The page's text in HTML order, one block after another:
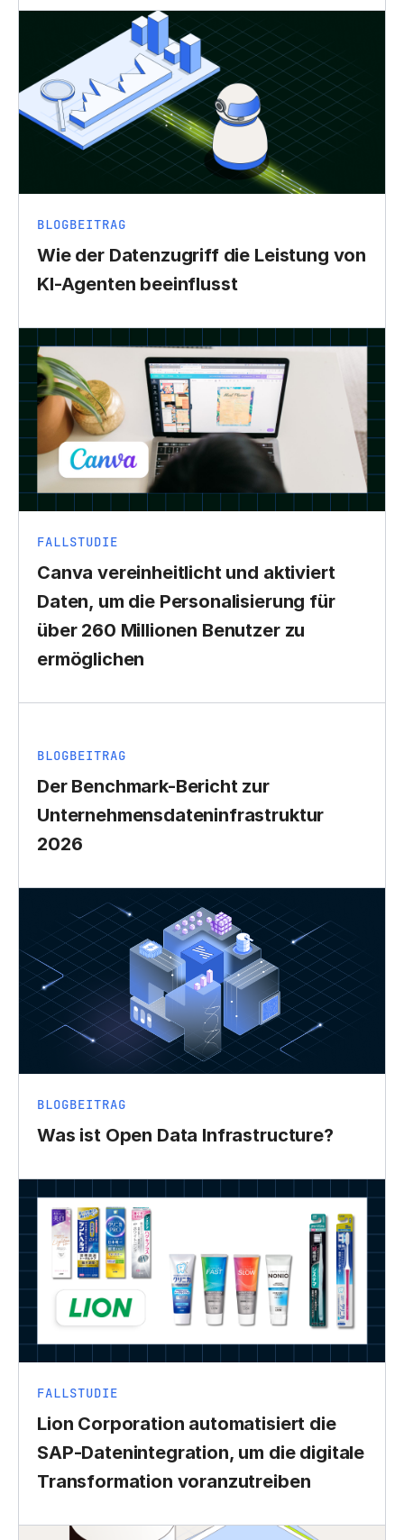
BLOGBEITRAG
Wie der Datenzugriff die Leistung von
KI-Agenten beeinflusst
FALLSTUDIE
Canva vereinheitlicht und aktiviert
Daten, um die Personalisierung für
über 260 Millionen Benutzer zu
ermöglichen
BLOGBEITRAG
Der Benchmark-Bericht zur
Unternehmensdateninfrastruktur
2026
BLOGBEITRAG
Was ist Open Data Infrastructure?
FALLSTUDIE
Lion Corporation automatisiert die
SAP-Datenintegration, um die digitale
Transformation voranzutreiben